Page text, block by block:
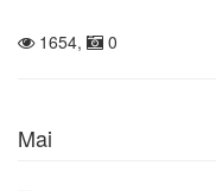
1654, 0
Mai